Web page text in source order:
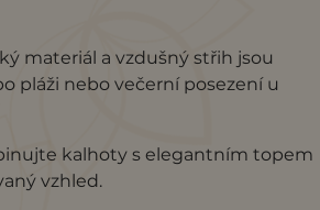
materiál a vzdušný střih jsou
pláži nebo večerní posezení u
kalhoty s elegantním topem
vzhled.